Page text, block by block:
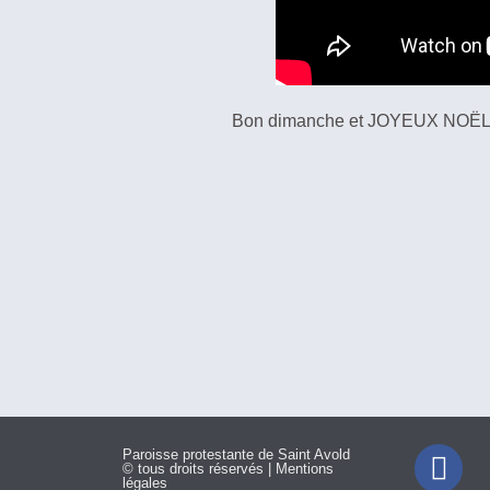
Bon dimanche et JOYEUX
Paroisse protestante de Saint Avold
© tous droits réservés | Mentions
légales